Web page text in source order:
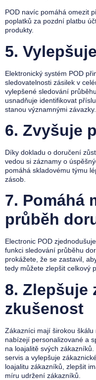
POD navíc pomáhá omezit
poplatků za pozdní platbu
produkty.
5.
Elektronický systém POD
sledovatelnosti zásilek v
vylepšené sledování
usnadňuje identifikovat
stanou významnými závazky.
6. Zvyšuje
Díky dokladu o doručení
vedou si záznamy o
pomáhá skladovému týmu
zásob.
7. Pomáhá
průběh
Electronic POD
funkci sledování průběhu
prokážete, že se zastavil,
tedy můžete zlepšit celkový
8. Zlepšuje
zkušenost
Zákazníci mají širokou
nabízejí personalizované a
na loajalitě svých
servis a vylepšuje
loajalitu zákazníků, zlepšit
míru udržení zákazníků.